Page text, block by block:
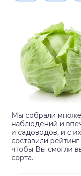
Мы собрали
наблюдений и
и садоводов, и с
составили
чтобы Вы смогли
сорта.